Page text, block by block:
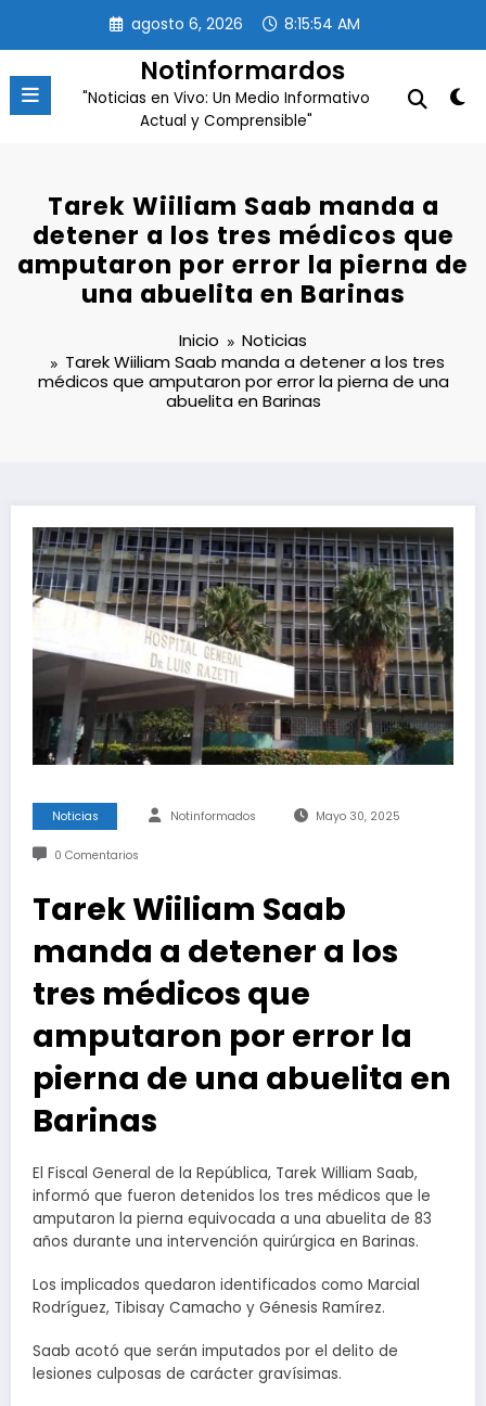
contenido
agosto 6, 2026 8:15:55 AM
Notinformardos
"Noticias en Vivo: Un Medio Informativo
Actual y Comprensible"
Tarek Wiiliam Saab manda a
detener a los tres médicos que
amputaron por error la pierna de
una abuelita en Barinas
Inicio
Noticias
Tarek Wiiliam Saab manda a detener a los tres
médicos que amputaron por error la pierna de una
abuelita en Barinas
Noticias Notinformados Mayo 30, 2025
0 Comentarios
Tarek Wiiliam Saab
manda a detener a los
tres médicos que
amputaron por error la
pierna de una abuelita en
Barinas
El Fiscal General de la República, Tarek William Saab,
informó que fueron detenidos los tres médicos que le
amputaron la pierna equivocada a una abuelita de 83
años durante una intervención quirúrgica en Barinas.
Los implicados quedaron identificados como Marcial
Rodríguez, Tibisay Camacho y Génesis Ramírez.
Saab acotó que serán imputados por el delito de
lesiones culposas de carácter gravísimas.